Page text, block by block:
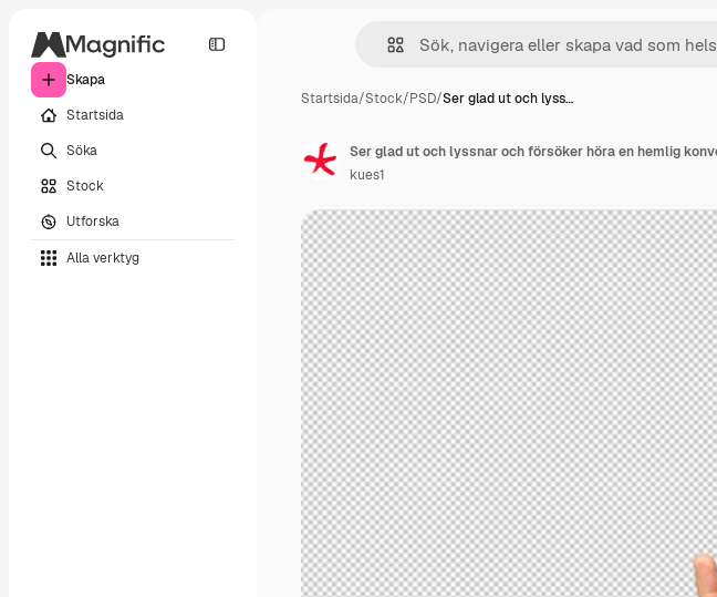
Skapa
Startsida
Söka
Stock
Utforska
Alla verktyg
Startsida/Stock/PSD/Ser glad ut och lyss…
kues1